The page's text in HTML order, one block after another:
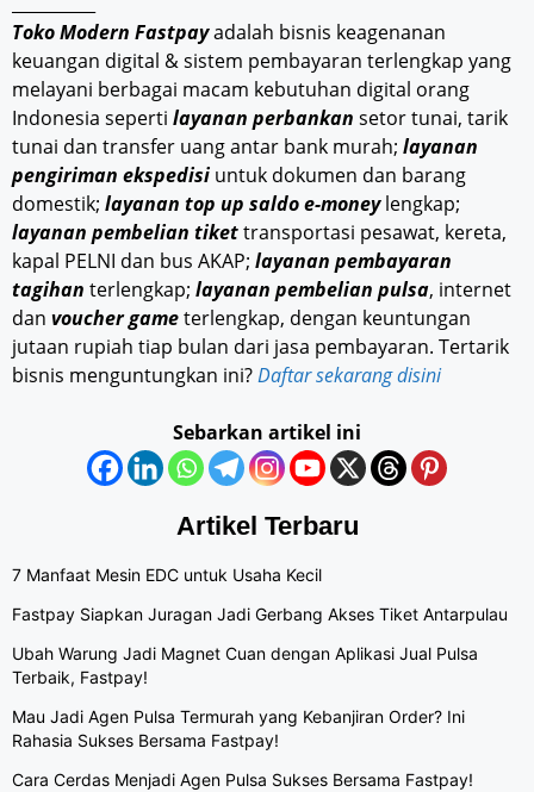
Toko Modern Fastpayadalah bisnis keagenanan
keuangan digital & sistem pembayaran terlengkap yang
melayani berbagai macam kebutuhan digital orang
Indonesia seperti layanan perbankan setor tunai, tarik
tunai dan transfer uang antar bank murah; layanan
pengiriman ekspedisi untuk dokumen dan barang
domestik; layanan top up saldo e-moneylengkap;
layanan pembelian tikettransportasi pesawat, kereta,
kapal PELNI dan bus AKAP; layanan pembayaran
tagihan terlengkap; layanan pembelian pulsa, internet
dan voucher gameterlengkap, dengan keuntungan
jutaan rupiah tiap bulan dari jasa pembayaran. Tertarik
bisnis menguntungkan ini?Daftar sekarang disini
Sebarkan artikel ini
Artikel Terbaru
7 Manfaat Mesin EDC untuk Usaha Kecil
Fastpay Siapkan Juragan Jadi Gerbang Akses Tiket Antarpulau
Ubah Warung Jadi Magnet Cuan dengan Aplikasi Jual Pulsa
Terbaik, Fastpay!
Mau Jadi Agen Pulsa Termurah yang Kebanjiran Order? Ini
Rahasia Sukses Bersama Fastpay!
Cara Cerdas Menjadi Agen Pulsa Sukses Bersama Fastpay!